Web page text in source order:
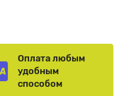
Оплата любым
удобным
способом